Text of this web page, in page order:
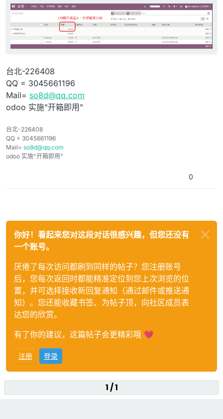
台北-226408
QQ = 3045661196
Mail= so8d@qq.com
odoo 实施"开箱即用"
台北-226408
QQ = 3045661196
Mail= so8d@qq.com
odoo 实施"开箱即用"
0
你好！看起来您对这段对话很感兴趣，但您还没有
一个账号。
厌倦了每次访问都刷到同样的帖子？您注册账号
后，您每次返回时都能精准定位到您上次浏览的位
置，并可选择接收新回复通知（通过邮件或推送通
知）。您还能收藏书签、为帖子顶，向社区成员表
达您的欣赏。
有了你的建议，这篇帖子会更精彩哦 💗
注册 登录
1 / 1